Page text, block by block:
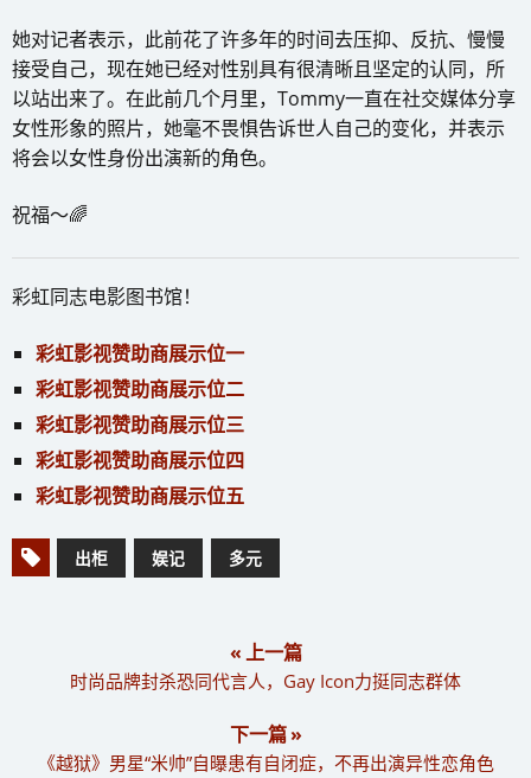
她对记者表示，此前花了许多年的时间去压抑、反抗、慢慢
接受自己，现在她已经对性别具有很清晰且坚定的认同，所
以站出来了。在此前几个月里，Tommy一直在社交媒体分享
女性形象的照片，她毫不畏惧告诉世人自己的变化，并表示
将会以女性身份出演新的角色。
祝福～🌈
彩虹同志电影图书馆！
彩虹影视赞助商展示位一
彩虹影视赞助商展示位二
彩虹影视赞助商展示位三
彩虹影视赞助商展示位四
彩虹影视赞助商展示位五
出柜 娱记 多元
« 上一篇
时尚品牌封杀恐同代言人，Gay Icon力挺同志群体
下一篇 »
《越狱》男星“米帅”自曝患有自闭症，不再出演异性恋角色